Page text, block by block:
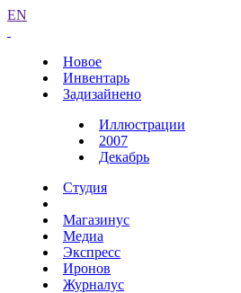
EN
Новое
Инвентарь
Задизайнено
Иллюстрации
2007
Декабрь
Студия
Магазинус
Медиа
Экспресс
Иронов
Журналус